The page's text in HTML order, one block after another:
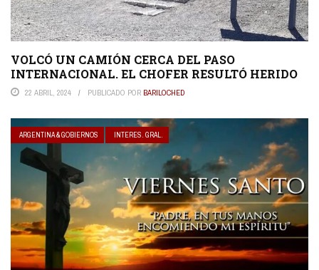
VOLCÓ UN CAMIÓN CERCA DEL PASO
INTERNACIONAL. EL CHOFER RESULTÓ HERIDO
22 ABRIL, 2024 PUBLICADO POR BARILOCHED
ARGENTINA & GOBIERNOS INTERES. GRAL.